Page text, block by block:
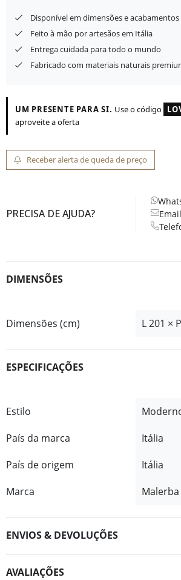
Disponível em dimensões e
Feito à mão por artesãos em Itália
Entrega cuidada para todo o mundo
Fabricado com materiais naturais
UM PRESENTE PARA SI. Use o código
aproveite a oferta
Receber alerta de queda de preço
PRECISA DE AJUDA?
Email
DIMENSÕES
Dimensões (cm) L 201 ×
ESPECIFICAÇÕES
Estilo
País da marca
Itália
País de origem
Itália
Marca
Malerba
ENVIOS & DEVOLUÇÕES
AVALIAÇÕES